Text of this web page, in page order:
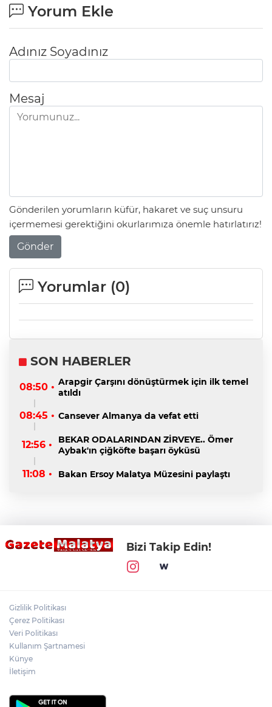
Yorum Ekle
Adınız Soyadınız
Mesaj
Gönderilen yorumların küfür, hakaret ve suç unsuru
içermemesi gerektiğini okurlarımıza önemle hatırlatırız!
Gönder
Yorumlar (0)
SON HABERLER
08:50 • Arapgir Çarşını dönüştürmek için ilk temel
atıldı
08:45 • Cansever Almanya da vefat etti
12:56 •
BEKAR ODALARINDAN ZİRVEYE.. Ömer
Aybak'ın çiğköfte başarı öyküsü
11:08 • Bakan Ersoy Malatya Müzesini paylaştı
Bizi Takip Edin!
Gizlilik Politikası
Çerez Politikası
Veri Politikası
Kullanım Şartnamesi
Künye
İletişim